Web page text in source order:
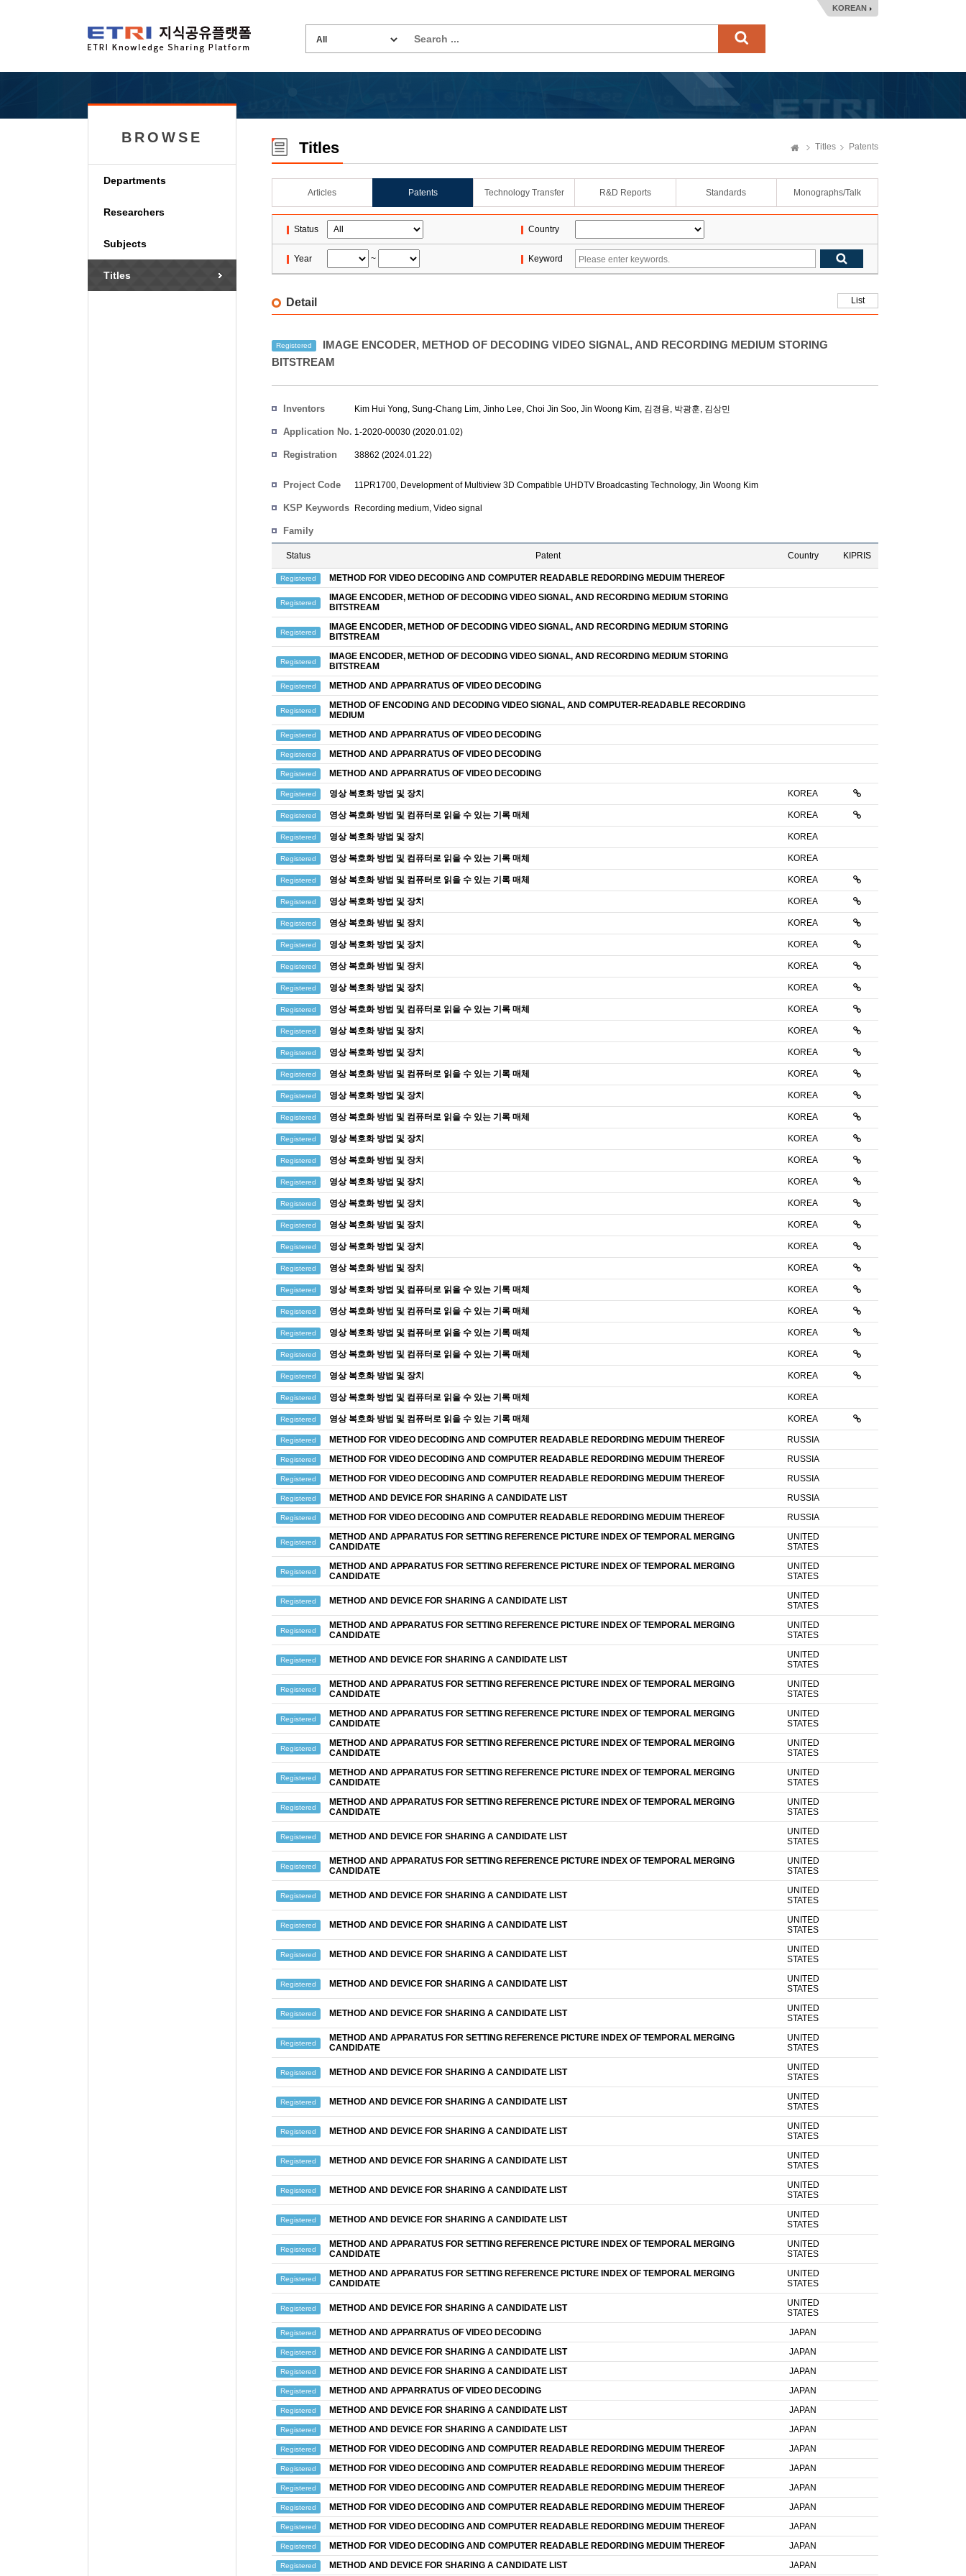
KOREAN
BROWSE
Departments
Researchers
Subjects
Titles
Titles Titles Patents
Articles Patents Technology Transfer R&D Reports Standards Monographs/Talk
Status Country
Year ~ Keyword
Detail List
Registered
IMAGE ENCODER, METHOD OF DECODING VIDEO SIGNAL, AND RECORDING MEDIUM STORING
BITSTREAM
Inventors Kim Hui Yong, Sung-Chang Lim, Jinho Lee, Choi Jin Soo, Jin Woong Kim, 김경용, 박광훈, 김상민
Application No. 1-2020-00030 (2020.01.02)
Registration
38862 (2024.01.22)
Project Code 11PR1700, Development of Multiview 3D Compatible UHDTV Broadcasting Technology, Jin Woong Kim
KSP Keywords Recording medium, Video signal
Family
Status Patent Country KIPRIS
Registered METHOD FOR VIDEO DECODING AND COMPUTER READABLE REDORDING MEDUIM THEREOF
Registered
IMAGE ENCODER, METHOD OF DECODING VIDEO SIGNAL, AND RECORDING MEDIUM STORING
BITSTREAM
Registered
IMAGE ENCODER, METHOD OF DECODING VIDEO SIGNAL, AND RECORDING MEDIUM STORING
BITSTREAM
Registered
IMAGE ENCODER, METHOD OF DECODING VIDEO SIGNAL, AND RECORDING MEDIUM STORING
BITSTREAM
Registered METHOD AND APPARRATUS OF VIDEO DECODING
Registered
METHOD OF ENCODING AND DECODING VIDEO SIGNAL, AND COMPUTER-READABLE RECORDING
MEDIUM
Registered METHOD AND APPARRATUS OF VIDEO DECODING
Registered METHOD AND APPARRATUS OF VIDEO DECODING
Registered METHOD AND APPARRATUS OF VIDEO DECODING
Registered 영상 복호화 방법 및 장치 KOREA
Registered 영상 복호화 방법 및 컴퓨터로 읽을 수 있는 기록 매체 KOREA
Registered 영상 복호화 방법 및 장치 KOREA
Registered 영상 복호화 방법 및 컴퓨터로 읽을 수 있는 기록 매체 KOREA
Registered 영상 복호화 방법 및 컴퓨터로 읽을 수 있는 기록 매체 KOREA
Registered 영상 복호화 방법 및 장치 KOREA
Registered 영상 복호화 방법 및 장치 KOREA
Registered 영상 복호화 방법 및 장치 KOREA
Registered 영상 복호화 방법 및 장치 KOREA
Registered 영상 복호화 방법 및 장치 KOREA
Registered 영상 복호화 방법 및 컴퓨터로 읽을 수 있는 기록 매체 KOREA
Registered 영상 복호화 방법 및 장치 KOREA
Registered 영상 복호화 방법 및 장치 KOREA
Registered 영상 복호화 방법 및 컴퓨터로 읽을 수 있는 기록 매체 KOREA
Registered 영상 복호화 방법 및 장치 KOREA
Registered 영상 복호화 방법 및 컴퓨터로 읽을 수 있는 기록 매체 KOREA
Registered 영상 복호화 방법 및 장치 KOREA
Registered 영상 복호화 방법 및 장치 KOREA
Registered 영상 복호화 방법 및 장치 KOREA
Registered 영상 복호화 방법 및 장치 KOREA
Registered 영상 복호화 방법 및 장치 KOREA
Registered 영상 복호화 방법 및 장치 KOREA
Registered 영상 복호화 방법 및 장치 KOREA
Registered 영상 복호화 방법 및 컴퓨터로 읽을 수 있는 기록 매체 KOREA
Registered 영상 복호화 방법 및 컴퓨터로 읽을 수 있는 기록 매체 KOREA
Registered 영상 복호화 방법 및 컴퓨터로 읽을 수 있는 기록 매체 KOREA
Registered 영상 복호화 방법 및 컴퓨터로 읽을 수 있는 기록 매체 KOREA
Registered 영상 복호화 방법 및 장치 KOREA
Registered 영상 복호화 방법 및 컴퓨터로 읽을 수 있는 기록 매체 KOREA
Registered 영상 복호화 방법 및 컴퓨터로 읽을 수 있는 기록 매체 KOREA
Registered METHOD FOR VIDEO DECODING AND COMPUTER READABLE REDORDING MEDUIM THEREOF RUSSIA
Registered METHOD FOR VIDEO DECODING AND COMPUTER READABLE REDORDING MEDUIM THEREOF RUSSIA
Registered METHOD FOR VIDEO DECODING AND COMPUTER READABLE REDORDING MEDUIM THEREOF RUSSIA
Registered METHOD AND DEVICE FOR SHARING A CANDIDATE LIST RUSSIA
Registered METHOD FOR VIDEO DECODING AND COMPUTER READABLE REDORDING MEDUIM THEREOF RUSSIA
Registered
METHOD AND APPARATUS FOR SETTING REFERENCE PICTURE INDEX OF TEMPORAL MERGING
CANDIDATE
UNITED
STATES
Registered
METHOD AND APPARATUS FOR SETTING REFERENCE PICTURE INDEX OF TEMPORAL MERGING
CANDIDATE
UNITED
STATES
Registered METHOD AND DEVICE FOR SHARING A CANDIDATE LIST
UNITED
STATES
Registered
METHOD AND APPARATUS FOR SETTING REFERENCE PICTURE INDEX OF TEMPORAL MERGING
CANDIDATE
UNITED
STATES
Registered METHOD AND DEVICE FOR SHARING A CANDIDATE LIST
UNITED
STATES
Registered
METHOD AND APPARATUS FOR SETTING REFERENCE PICTURE INDEX OF TEMPORAL MERGING
CANDIDATE
UNITED
STATES
Registered
METHOD AND APPARATUS FOR SETTING REFERENCE PICTURE INDEX OF TEMPORAL MERGING
CANDIDATE
UNITED
STATES
Registered
METHOD AND APPARATUS FOR SETTING REFERENCE PICTURE INDEX OF TEMPORAL MERGING
CANDIDATE
UNITED
STATES
Registered
METHOD AND APPARATUS FOR SETTING REFERENCE PICTURE INDEX OF TEMPORAL MERGING
CANDIDATE
UNITED
STATES
Registered
METHOD AND APPARATUS FOR SETTING REFERENCE PICTURE INDEX OF TEMPORAL MERGING
CANDIDATE
UNITED
STATES
Registered METHOD AND DEVICE FOR SHARING A CANDIDATE LIST
UNITED
STATES
Registered
METHOD AND APPARATUS FOR SETTING REFERENCE PICTURE INDEX OF TEMPORAL MERGING
CANDIDATE
UNITED
STATES
Registered METHOD AND DEVICE FOR SHARING A CANDIDATE LIST
UNITED
STATES
Registered METHOD AND DEVICE FOR SHARING A CANDIDATE LIST
UNITED
STATES
Registered METHOD AND DEVICE FOR SHARING A CANDIDATE LIST
UNITED
STATES
Registered METHOD AND DEVICE FOR SHARING A CANDIDATE LIST
UNITED
STATES
Registered METHOD AND DEVICE FOR SHARING A CANDIDATE LIST
UNITED
STATES
Registered
METHOD AND APPARATUS FOR SETTING REFERENCE PICTURE INDEX OF TEMPORAL MERGING
CANDIDATE
UNITED
STATES
Registered METHOD AND DEVICE FOR SHARING A CANDIDATE LIST
UNITED
STATES
Registered METHOD AND DEVICE FOR SHARING A CANDIDATE LIST
UNITED
STATES
Registered METHOD AND DEVICE FOR SHARING A CANDIDATE LIST
UNITED
STATES
Registered METHOD AND DEVICE FOR SHARING A CANDIDATE LIST
UNITED
STATES
Registered METHOD AND DEVICE FOR SHARING A CANDIDATE LIST
UNITED
STATES
Registered METHOD AND DEVICE FOR SHARING A CANDIDATE LIST
UNITED
STATES
Registered
METHOD AND APPARATUS FOR SETTING REFERENCE PICTURE INDEX OF TEMPORAL MERGING
CANDIDATE
UNITED
STATES
Registered
METHOD AND APPARATUS FOR SETTING REFERENCE PICTURE INDEX OF TEMPORAL MERGING
CANDIDATE
UNITED
STATES
Registered METHOD AND DEVICE FOR SHARING A CANDIDATE LIST
UNITED
STATES
Registered METHOD AND APPARRATUS OF VIDEO DECODING JAPAN
Registered METHOD AND DEVICE FOR SHARING A CANDIDATE LIST JAPAN
Registered METHOD AND DEVICE FOR SHARING A CANDIDATE LIST JAPAN
Registered METHOD AND APPARRATUS OF VIDEO DECODING JAPAN
Registered METHOD AND DEVICE FOR SHARING A CANDIDATE LIST JAPAN
Registered METHOD AND DEVICE FOR SHARING A CANDIDATE LIST JAPAN
Registered METHOD FOR VIDEO DECODING AND COMPUTER READABLE REDORDING MEDUIM THEREOF JAPAN
Registered METHOD FOR VIDEO DECODING AND COMPUTER READABLE REDORDING MEDUIM THEREOF JAPAN
Registered METHOD FOR VIDEO DECODING AND COMPUTER READABLE REDORDING MEDUIM THEREOF JAPAN
Registered METHOD FOR VIDEO DECODING AND COMPUTER READABLE REDORDING MEDUIM THEREOF JAPAN
Registered METHOD FOR VIDEO DECODING AND COMPUTER READABLE REDORDING MEDUIM THEREOF JAPAN
Registered METHOD FOR VIDEO DECODING AND COMPUTER READABLE REDORDING MEDUIM THEREOF JAPAN
Registered METHOD AND DEVICE FOR SHARING A CANDIDATE LIST JAPAN